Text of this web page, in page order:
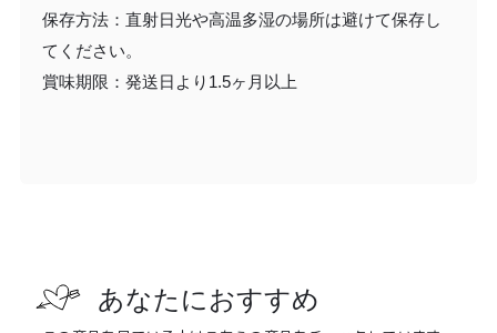
保存方法：直射日光や高温多湿の場所は避けて保存し
てください。
賞味期限：発送日より1.5ヶ月以上
あなたにおすすめ